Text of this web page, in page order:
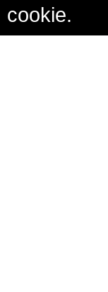
cookie.